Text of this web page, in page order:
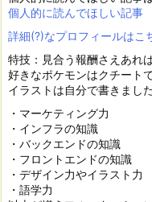
個人的に読んでほしい記事
詳細(?)なプロフィールはこ
特技：見合う報酬さえあれ
好きなポケモンはクチートで
イラストは自分で書きました
・マーケティング力
・インフラの知識
・バックエンドの知識
・フロントエンドの知識
・デザイン力やイラスト力
・語学力